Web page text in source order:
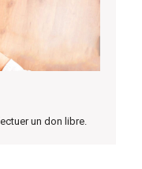
un don libre.